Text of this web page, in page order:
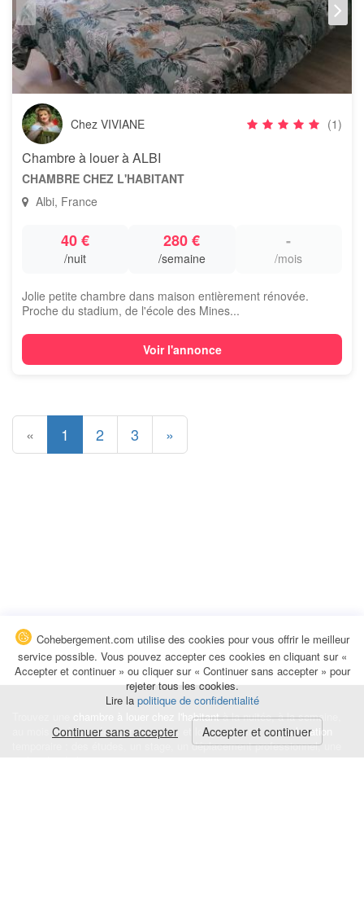
Chez VIVIANE (1)
Chambre à louer à ALBI
CHAMBRE CHEZ L'HABITANT
Albi, France
40 €
/nuit
280 €
/semaine
-
/mois
Jolie petite chambre dans maison entièrement rénovée.
Proche du stadium, de l'école des Mines...
Voir l'annonce
« 1 2 3 »
chambre à louer chez l'habitantà la nuitée, à la semaine,
au mois ou à l'année pour de courts et longs séjours, unecolocation
temporaire : des études, un stage, un déplacement professionnel, une
Cohebergement.com utilise des cookies pour vous offrir le meilleur
service possible. Vous pouvez accepter ces cookies en cliquant sur «
Accepter et continuer » ou cliquer sur « Continuer sans accepter » pour
rejeter tous les cookies.
Lire la politique de confidentialité
Continuer sans accepter Accepter et continuer